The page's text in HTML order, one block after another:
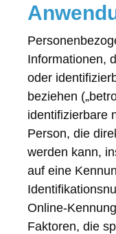
Informationen,
oder
beziehen
identifizierbare
Person, die
werden kann,
auf eine
Online-
Faktoren, die